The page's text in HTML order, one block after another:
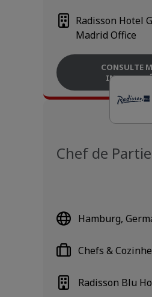
Radisson Hotel
Madrid Office
CONSULTE
Chef de
Hamburg,
Radisson Blu
Chefs &